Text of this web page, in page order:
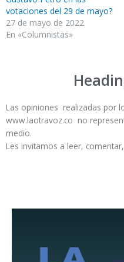
votaciones del 29 de mayo?
27 de mayo de 2022
En «Columnistas»
Las opiniones realizadas por
www.laotravoz.co no
medio.
Les invitamos a leer,